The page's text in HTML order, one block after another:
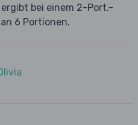
bei einem 2-Port.-
6 Portionen.